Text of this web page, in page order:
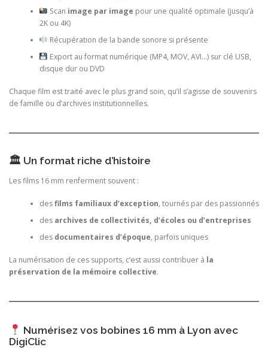
Scan image par image pour une qualité optimale (jusqu’à
2K ou 4K)
Récupération de la bande sonore si présente
Export au format numérique (MP4, MOV, AVI…) sur clé USB,
disque dur ou DVD
Chaque film est traité avec le plus grand soin, qu’il s’agisse de souvenirs
de famille ou d’archives institutionnelles.
🏛 Un format riche d’histoire
Les films 16 mm renferment souvent :
desfilms familiaux d’exception, tournés par des passionnés
des archives de collectivités, d’écoles ou d’entreprises
des documentaires d’époque, parfois uniques
La numérisation de ces supports, c’est aussi contribuer à la
préservation de la mémoire collective.
Numérisez vos bobines 16 mm à Lyon avec
DigiClic